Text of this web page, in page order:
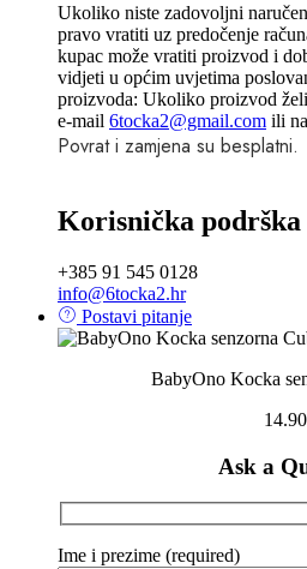
Ukoliko niste zadovoljni
pravo vratiti uz predočenje
kupac može vratiti proizvod i
vidjeti u općim uvjetima
proizvoda: Ukoliko proizvod
e-mail 6tocka2@gmail.com ili
Povrat i zamjena su besplatni.
Korisnička podrška
+385 91 545 0128
info@6tocka2.hr
Postavi pitanje
BabyOno Kocka
14.90
Ask a
Ime i prezime (required)